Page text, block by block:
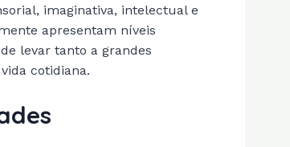
imaginativa, intelectual e
apresentam níveis
levar tanto a grandes
cotidiana.